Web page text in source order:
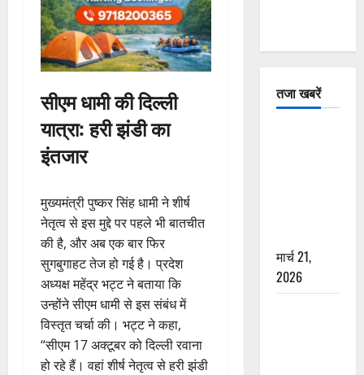
सीएम धामी की दिल्ली
यात्रा: हरी झंडी का
इंतजार
मुख्यमंत्री पुष्कर सिंह धामी ने शीर्ष
नेतृत्व से इस मुद्दे पर पहले भी बातचीत
की है, और अब एक बार फिर
सुगबुगाहट तेज हो गई है। प्रदेश
अध्यक्ष महेंद्र भट्ट ने बताया कि
उन्होंने सीएम धामी से इस संबंध में
विस्तृत चर्चा की। भट्ट ने कहा,
“सीएम 17 अक्टूबर को दिल्ली रवाना
हो रहे हैं। वहां शीर्ष नेतृत्व से हरी झंडी
तजा खबरें
मार्च 21,
2026